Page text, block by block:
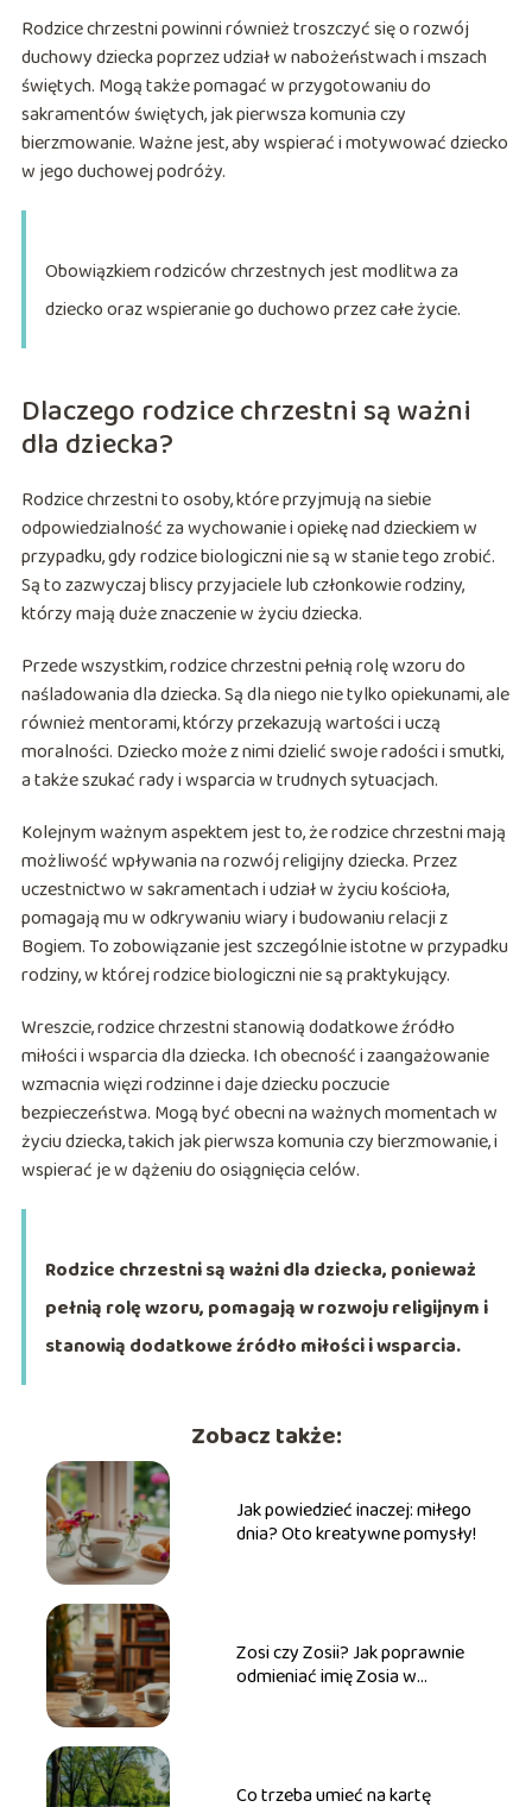
Rodzice chrzestni powinni również troszczyć się o rozwój
duchowy dziecka poprzez udział w nabożeństwach i mszach
świętych. Mogą także pomagać w przygotowaniu do
sakramentów świętych, jak pierwsza komunia czy
bierzmowanie. Ważne jest, aby wspierać i motywować dziecko
w jego duchowej podróży.
Obowiązkiem rodziców chrzestnych jest modlitwa za
dziecko oraz wspieranie go duchowo przez całe życie.
Dlaczego rodzice chrzestni są ważni
dla dziecka?
Rodzice chrzestni to osoby, które przyjmują na siebie
odpowiedzialność za wychowanie i opiekę nad dzieckiem w
przypadku, gdy rodzice biologiczni nie są w stanie tego zrobić.
Są to zazwyczaj bliscy przyjaciele lub członkowie rodziny,
którzy mają duże znaczenie w życiu dziecka.
Przede wszystkim, rodzice chrzestni pełnią rolę wzoru do
naśladowania dla dziecka. Są dla niego nie tylko opiekunami, ale
również mentorami, którzy przekazują wartości i uczą
moralności. Dziecko może z nimi dzielić swoje radości i smutki,
a także szukać rady i wsparcia w trudnych sytuacjach.
Kolejnym ważnym aspektem jest to, że rodzice chrzestni mają
możliwość wpływania na rozwój religijny dziecka. Przez
uczestnictwo w sakramentach i udział w życiu kościoła,
pomagają mu w odkrywaniu wiary i budowaniu relacji z
Bogiem. To zobowiązanie jest szczególnie istotne w przypadku
rodziny, w której rodzice biologiczni nie są praktykujący.
Wreszcie, rodzice chrzestni stanowią dodatkowe źródło
miłości i wsparcia dla dziecka. Ich obecność i zaangażowanie
wzmacnia więzi rodzinne i daje dziecku poczucie
bezpieczeństwa. Mogą być obecni na ważnych momentach w
życiu dziecka, takich jak pierwsza komunia czy bierzmowanie, i
wspierać je w dążeniu do osiągnięcia celów.
Rodzice chrzestni są ważni dla dziecka, ponieważ
pełnią rolę wzoru, pomagają w rozwoju religijnym i
stanowią dodatkowe źródło miłości i wsparcia.
Zobacz także:
Jak powiedzieć inaczej: miłego
dnia? Oto kreatywne pomysły!
Zosi czy Zosii? Jak poprawnie
odmieniać imię Zosia w
Co trzeba umieć na kartę